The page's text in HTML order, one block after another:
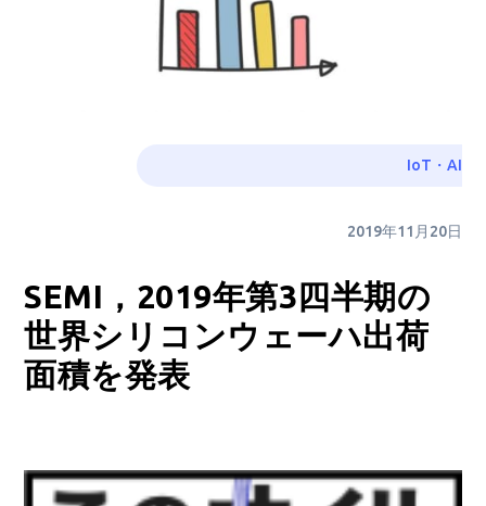
IoT・AI
2019年11月20日
SEMI，2019年第3四半期の
世界シリコンウェーハ出荷
面積を発表